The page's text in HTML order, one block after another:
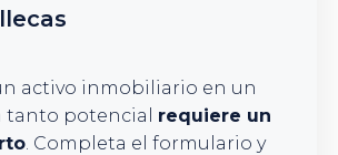
activo inmobiliario en un
tanto potencial requiere un
. Completa el formulario y